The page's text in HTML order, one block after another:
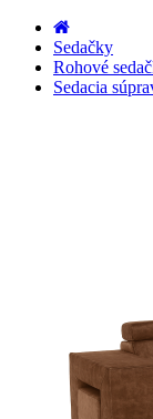
Sedačky
Rohové
Sedacia